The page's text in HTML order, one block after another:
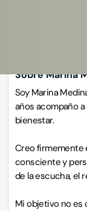
Sobre Marina
Soy Marina
años acompaño
bienestar.
Creo firmemente
consciente y
de la escucha, el
Mi objetivo no es